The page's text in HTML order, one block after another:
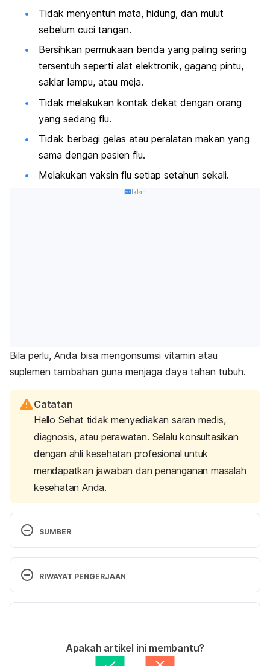
Tidak menyentuh mata, hidung, dan mulut
sebelum cuci tangan.
Bersihkan permukaan benda yang paling sering
tersentuh seperti alat elektronik, gagang pintu,
saklar lampu, atau meja.
Tidak melakukan kontak dekat dengan orang
yang sedang flu.
Tidak berbagi gelas atau peralatan makan yang
sama dengan pasien flu.
Melakukan vaksin flu setiap setahun sekali.
Iklan
Bila perlu, Anda bisa mengonsumsi vitamin atau
suplemen tambahan guna menjaga daya tahan tubuh.
Catatan
Hello Sehat tidak menyediakan saran medis,
diagnosis, atau perawatan. Selalu konsultasikan
dengan ahli kesehatan profesional untuk
mendapatkan jawaban dan penanganan masalah
kesehatan Anda.
SUMBER
Flu (Influenza). (2020). Centers for Disease Control
and Prevention. Retrieved 1 September 2021, from
https://www.cdc.gov/antibiotic-use/flu.html
Retrieved 1 September 2021, from
https://my.clevelandclinic.org/health/diseases/1375
RIWAYAT PENGERJAAN
Ditulis oleh Winona Katyusha
Ditinjau secara medis oleh
dr. Tania Savitri
Apakah artikel ini membantu?